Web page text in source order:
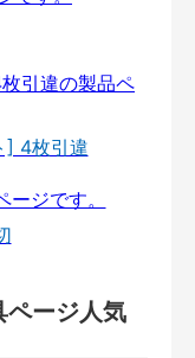
] 4枚引違
ページ人気